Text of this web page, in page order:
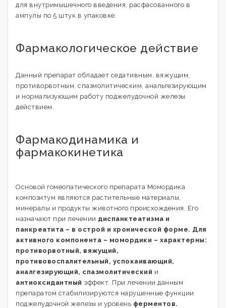
для внутримышечного введения, расфасованного в
ампулы по 5 штук в упаковке.
Фармакологическое действие
Данный препарат обладает седативным, вяжущим,
противорвотным, спазмолитическим, анальгезирующим
и нормализующим работу поджелудочной железы
действием.
Фармакодинамика и
фармакокинетика
Основой гомеопатического препарата Момордика
композитум являются растительные материалы,
минералы и продукты животного происхождения. Его
назначают при лечении диспанктеатизма и
панкреатита – в острой и хронической форме. Для
активного компонента – момордики – характерны:
противорвотный, вяжущий,
противовоспалительный, успокаивающий,
аналгезирующий, спазмолитический и
антиоксидантный эффект. При лечении данным
препаратом стабилизируются нарушенные функции
поджелудочной железы и уровень ферментов.